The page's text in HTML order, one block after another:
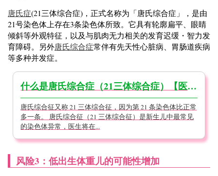
唐氏症(21三体综合症)，正式名称为「唐氏综合症」，是由
21号染色体上存在3条染色体所致。它具有轮廓扁平、眼睛
倾斜等外观特征，以及与肌肉无力相关的发育迟缓・智力发
育障碍。另外唐氏综合症常伴有先天性心脏病、胃肠道疾病
等多种并发症。
什么是唐氏综合症（21三体综合症）【医生监督】
唐氏综合征又称 21 三体综合征，因为第 21 条染色体比正常
多一条。 唐氏综合征（21 三体综合征）是新生儿中最常见
的染色体异常，医生将在...
风险3：低出生体重儿的可能性增加